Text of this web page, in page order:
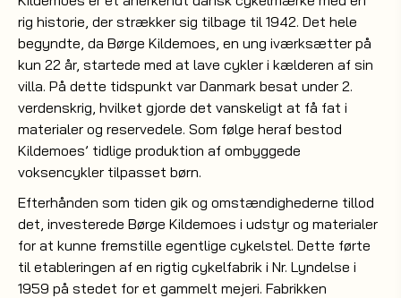
rig historie, der strækker sig tilbage til 1942. Det hele
begyndte, da Børge Kildemoes, en ung iværksætter på
kun 22 år, startede med at lave cykler i kælderen af sin
villa. På dette tidspunkt var Danmark besat under 2.
verdenskrig, hvilket gjorde det vanskeligt at få fat i
materialer og reservedele. Som følge heraf bestod
Kildemoes’ tidlige produktion af ombyggede
voksencykler tilpasset børn.
Efterhånden som tiden gik og omstændighederne tillod
det, investerede Børge Kildemoes i udstyr og materialer
for at kunne fremstille egentlige cykelstel. Dette førte
til etableringen af en rigtig cykelfabrik i Nr. Lyndelse i
1959 på stedet for et gammelt mejeri. Fabrikken